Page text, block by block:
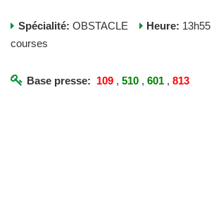
Spécialité: OBSTACLE Heure: 13h55
courses
Base presse: 109 ,510 ,601 ,813